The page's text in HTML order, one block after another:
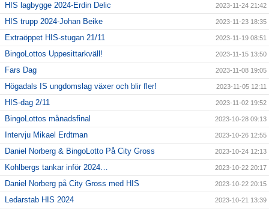
HIS lagbygge 2024-Erdin Delic 2023-11-24 21:42
HIS trupp 2024-Johan Beike 2023-11-23 18:35
Extraöppet HIS-stugan 21/11 2023-11-19 08:51
BingoLottos Uppesittarkväll! 2023-11-15 13:50
Fars Dag 2023-11-08 19:05
Högadals IS ungdomslag växer och blir fler! 2023-11-05 12:11
HIS-dag 2/11 2023-11-02 19:52
BingoLottos månadsfinal 2023-10-28 09:13
Intervju Mikael Erdtman 2023-10-26 12:55
Daniel Norberg & BingoLotto På City Gross 2023-10-24 12:13
Kohlbergs tankar inför 2024… 2023-10-22 20:17
Daniel Norberg på City Gross med HIS 2023-10-22 20:15
Ledarstab HIS 2024 2023-10-21 13:39